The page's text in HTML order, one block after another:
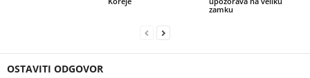
zamku
OSTAVITI ODGOVOR